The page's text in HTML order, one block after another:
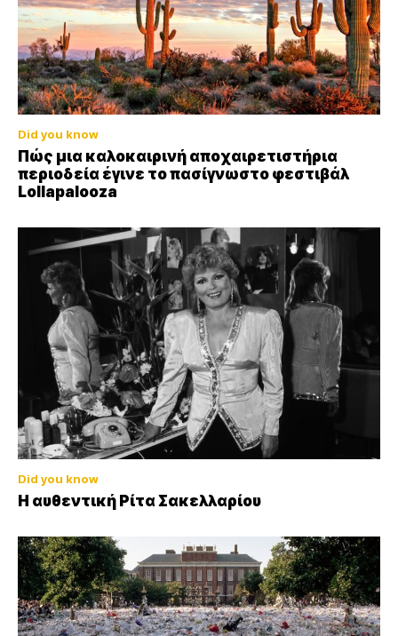
Did you know
Πώς μια καλοκαιρινή αποχαιρετιστήρια
περιοδεία έγινε το πασίγνωστο φεστιβάλ
Lollapalooza
Did you know
Η αυθεντική Ρίτα Σακελλαρίου